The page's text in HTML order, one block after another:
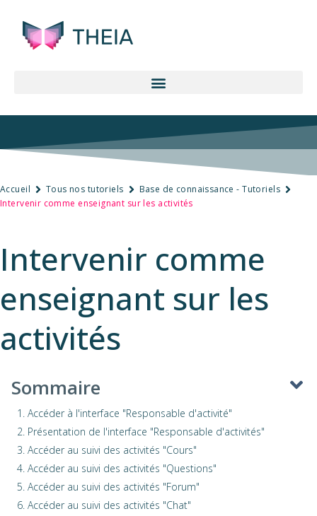
Accueil Tous nos tutoriels
Base de connaissance - Tutoriels
Intervenir comme enseignant sur les activités
Intervenir comme
enseignant sur les
activités
Sommaire
1. Accéder à l'interface "Responsable d'activité"
2. Présentation de l'interface "Responsable d'activités"
3. Accéder au suivi des activités "Cours"
4. Accéder au suivi des activités "Questions"
5. Accéder au suivi des activités "Forum"
6. Accéder au suivi des activités "Chat"